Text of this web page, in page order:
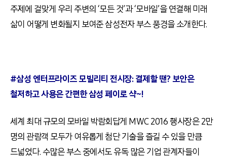
주제에 걸맞게 우리 주변의 ‘모든 것’과 ‘모바일’을 연결해 미래
삶이 어떻게 변화될지 보여준 삼성전자 부스 풍경을 소개한다.
#삼성 엔터프라이즈 모빌리티 전시장: 결제할 땐? 보안은
철저하고 사용은 간편한 삼성 페이로 샥~!
세계 최대 규모의 모바일 박람회답게 MWC 2016 행사장은 2만
명의 관람객 모두가 여유롭게 첨단 기술을 즐길 수 있을 만큼
드넓었다. 수많은 부스 중에서도 유독 많은 기업 관계자들이